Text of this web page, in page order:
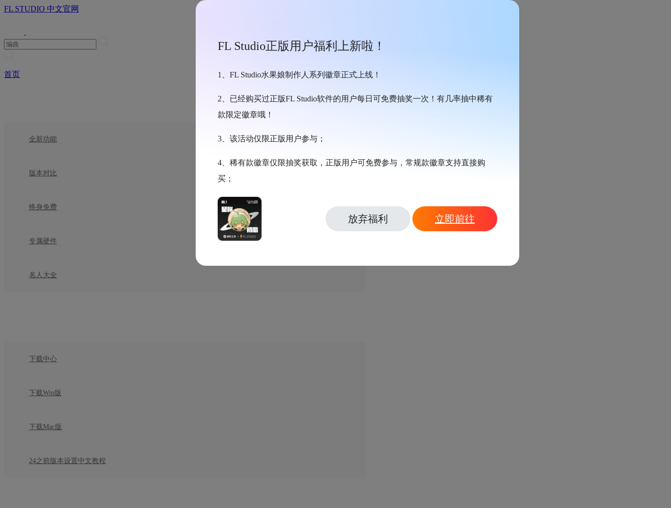
FL STUDIO 中文官网
首页
全新功能
版本对比
终身免费
专属硬件
名人大全
下载中心
下载Win版
下载Mac版
24之前版本设置中文教程
FL Studio正版用户福利上新啦！
1、FL Studio水果娘制作人系列徽章正式上线！
2、已经购买过正版FL Studio软件的用户每日可免费抽奖一次！有几率抽中稀有
款限定徽章哦！
3、该活动仅限正版用户参与；
4、稀有款徽章仅限抽奖获取，正版用户可免费参与，常规款徽章支持直接购
买；
放弃福利 立即前往